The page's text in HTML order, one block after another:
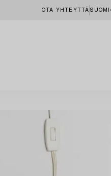
OTA YHTEYTTÄ SUOMI